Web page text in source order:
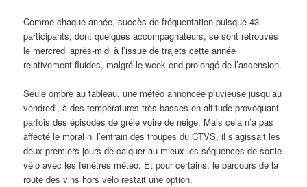
Comme chaque année, succès de fréquentation puisque 43
participants, dont quelques accompagnateurs, se sont retrouvés
le mercredi après-midi à l’issue de trajets cette année
relativement fluides, malgré le week end prolongé de l’ascension.
Seule ombre au tableau, une météo annoncée pluvieuse jusqu’au
vendredi, à des températures très basses en altitude provoquant
parfois des épisodes de grêle voire de neige. Mais cela n’a pas
affecté le moral ni l’entrain des troupes du CTVS, il s’agissait les
deux premiers jours de calquer au mieux les séquences de sortie
vélo avec les fenêtres météo. Et pour certains, le parcours de la
route des vins hors vélo restait une option.